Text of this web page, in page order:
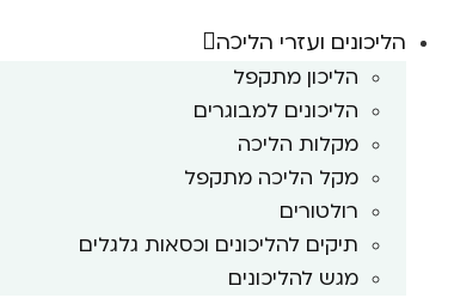
הליכונים ועזרי הליכה
הליכון מתקפל
הליכונים למבוגרים
מקלות הליכה
מקל הליכה מתקפל
רולטורים
תיקים להליכונים וכסאות גלגלים
מגש להליכונים